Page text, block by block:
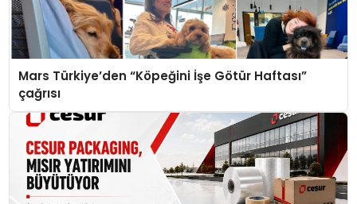
Mars Türkiye’den “Köpeğini İşe Götür Haftası”
çağrısı